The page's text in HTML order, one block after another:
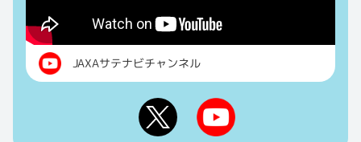
JAXAサテナビチャンネル